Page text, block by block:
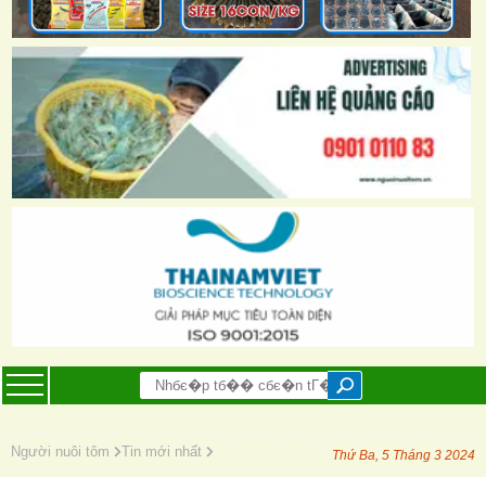
Người nuôi tôm Tin mới nhất Thứ Ba, 5 Tháng 3 2024